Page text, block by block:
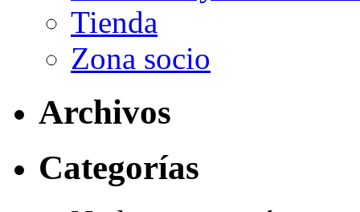
Tienda
Zona socio
Archivos
Categorías